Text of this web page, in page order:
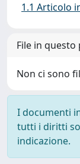
1.1 Articolo
File in
Non ci sono
I documenti
tutti i diritti
indicazione.